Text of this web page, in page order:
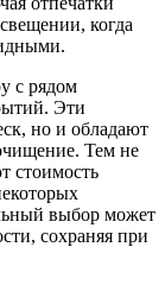
когда
с рядом
Эти
но и обладают
Тем не
стоимость
выбор может
сохраняя при